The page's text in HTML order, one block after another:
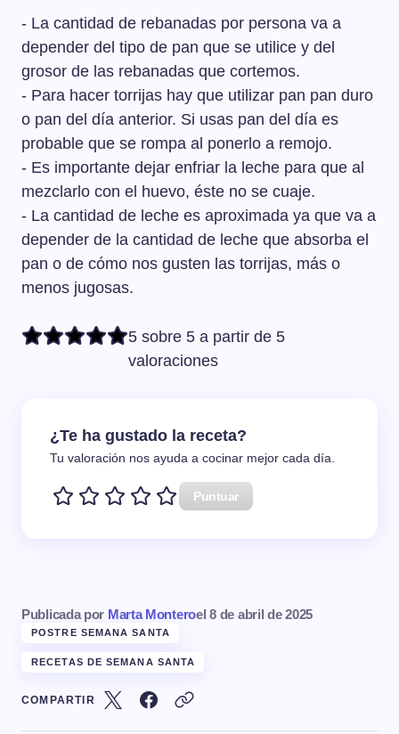
- La cantidad de rebanadas por persona va a
depender del tipo de pan que se utilice y del
grosor de las rebanadas que cortemos.
- Para hacer torrijas hay que utilizar pan pan duro
o pan del día anterior. Si usas pan del día es
probable que se rompa al ponerlo a remojo.
- Es importante dejar enfriar la leche para que al
mezclarlo con el huevo, éste no se cuaje.
- La cantidad de leche es aproximada ya que va a
depender de la cantidad de leche que absorba el
pan o de cómo nos gusten las torrijas, más o
menos jugosas.
5 sobre 5 a partir de 5
valoraciones
¿Te ha gustado la receta?
Tu valoración nos ayuda a cocinar mejor cada día.
Puntuar
Publicada por Marta Monteroel 8 de abril de 2025
POSTRE SEMANA SANTA
RECETAS DE SEMANA SANTA
COMPARTIR